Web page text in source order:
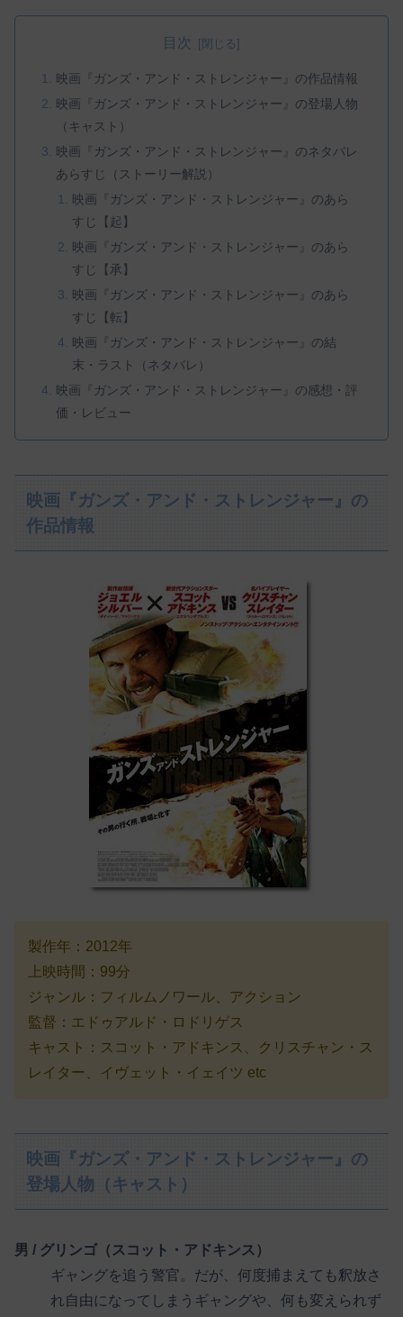
目次
映画『ガンズ・アンド・ストレンジャー』の作品情報
映画『ガンズ・アンド・ストレンジャー』の登場人物
（キャスト）
映画『ガンズ・アンド・ストレンジャー』のネタバレ
あらすじ（ストーリー解説）
映画『ガンズ・アンド・ストレンジャー』のあら
すじ【起】
映画『ガンズ・アンド・ストレンジャー』のあら
すじ【承】
映画『ガンズ・アンド・ストレンジャー』のあら
すじ【転】
映画『ガンズ・アンド・ストレンジャー』の結
末・ラスト（ネタバレ）
映画『ガンズ・アンド・ストレンジャー』の感想・評
価・レビュー
映画『ガンズ・アンド・ストレンジャー』の
作品情報
製作年：2012年
上映時間：99分
ジャンル：フィルムノワール、アクション
監督：エドゥアルド・ロドリゲス
キャスト：スコット・アドキンス、クリスチャン・ス
レイター、イヴェット・イェイツ etc
映画『ガンズ・アンド・ストレンジャー』の
登場人物（キャスト）
男 / グリンゴ（スコット・アドキンス）
ギャングを追う警官。だが、何度捕まえても釈放さ
れ自由になってしまうギャングや、何も変えられず